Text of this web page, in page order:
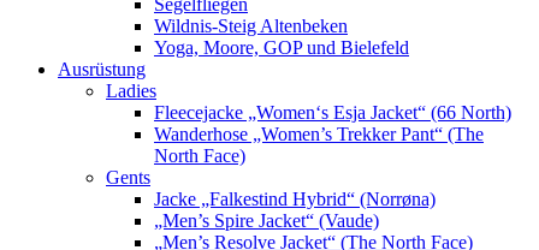
Segelfliegen
Wildnis-Steig Altenbeken
Yoga, Moore, GOP und Bielefeld
Ausrüstung
Ladies
Fleecejacke „Women‘s Esja Jacket“ (66 North)
Wanderhose „Women’s Trekker Pant“ (The
North Face)
Gents
Jacke „Falkestind Hybrid“ (Norrøna)
„Men’s Spire Jacket“ (Vaude)
„Men’s Resolve Jacket“ (The North Face)